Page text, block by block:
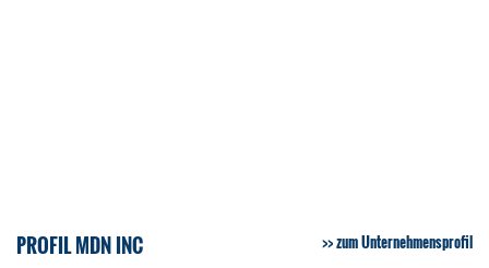
PROFIL MDN INC zum Unternehmensprofil